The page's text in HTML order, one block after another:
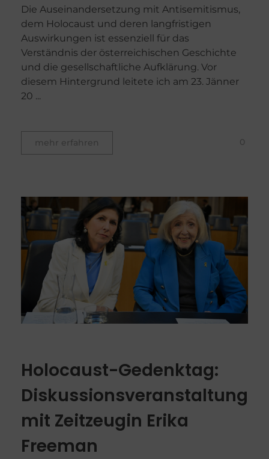
Die Auseinandersetzung mit Antisemitismus,
dem Holocaust und deren langfristigen
Auswirkungen ist essenziell für das
Verständnis der österreichischen Geschichte
und die gesellschaftliche Aufklärung. Vor
diesem Hintergrund leitete ich am 23. Jänner
20 ...
mehr erfahren 0
Holocaust-Gedenktag:
Diskussionsveranstaltung
mit Zeitzeugin Erika
Freeman